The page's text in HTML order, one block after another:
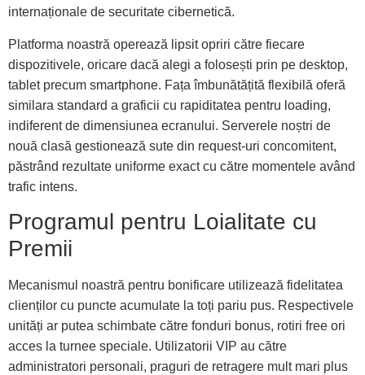
internaționale de securitate cibernetică.
Platforma noastră operează lipsit opriri către fiecare
dispozitivele, oricare dacă alegi a folosești prin pe desktop,
tablet precum smartphone. Fața îmbunătățită flexibilă oferă
similara standard a graficii cu rapiditatea pentru loading,
indiferent de dimensiunea ecranului. Serverele noștri de
nouă clasă gestionează sute din request-uri concomitent,
păstrând rezultate uniforme exact cu către momentele având
trafic intens.
Programul pentru Loialitate cu
Premii
Mecanismul noastră pentru bonificare utilizează fidelitatea
clienților cu puncte acumulate la toți pariu pus. Respectivele
unități ar putea schimbate către fonduri bonus, rotiri free ori
acces la turnee speciale. Utilizatorii VIP au către
administratori personali, praguri de retragere mult mari plus